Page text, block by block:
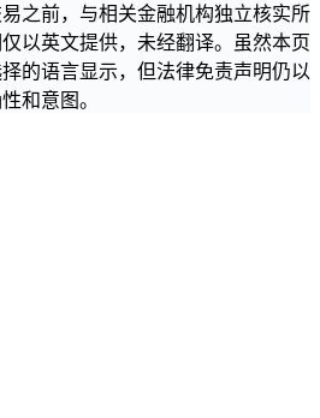
之前，与相关金融机构独立核实所
以英文提供，未经翻译。虽然本页
的语言显示，但法律免责声明仍以
和意图。